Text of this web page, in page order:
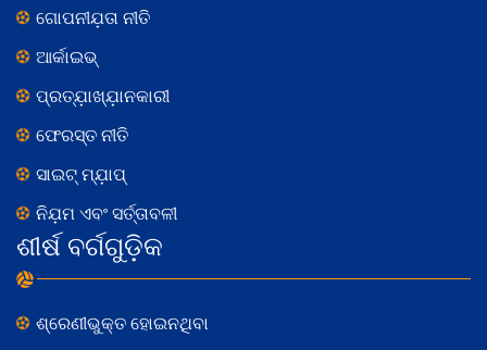
ଗୋପନୀଯ଼ତା ନୀତି
ଆର୍କାଇଭ୍
ପ୍ରତ୍ଯ଼ାଖ୍ଯ଼ାନକାରୀ
ଫେରସ୍ତ ନୀତି
ସାଇଟ୍ ମ୍ଯ଼ାପ୍
ନିଯ଼ମ ଏବଂ ସର୍ତ୍ତାବଳୀ
ଶୀର୍ଷ ବର୍ଗଗୁଡ଼ିକ
ଶ୍ରେଣୀଭୁକ୍ତ ହୋଇନଥିବା